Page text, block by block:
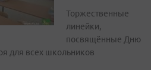
Торжественные
линейки,
посвящённые Дню
для всех школьников